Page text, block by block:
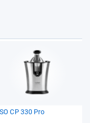
CP 330 Pro